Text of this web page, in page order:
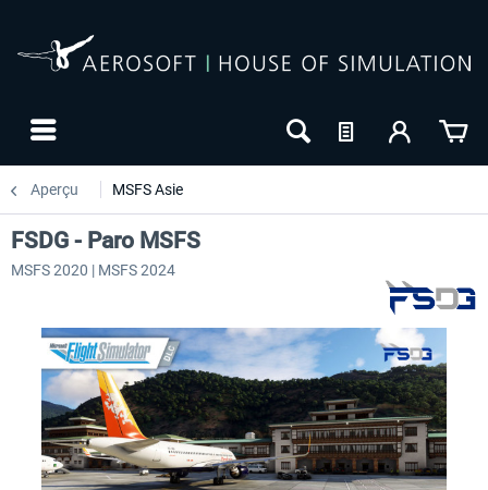
Aperçu MSFS Asie
FSDG - Paro MSFS
MSFS 2020 | MSFS 2024